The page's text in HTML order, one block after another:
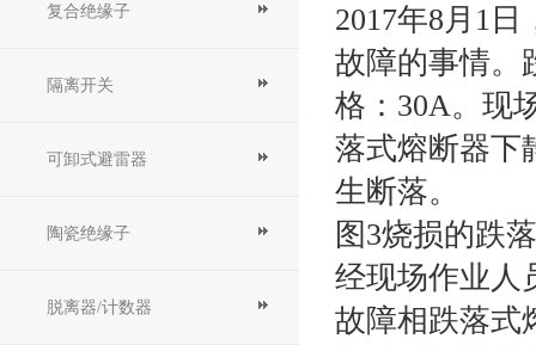
复合绝缘子
隔离开关
可卸式避雷器
陶瓷绝缘子
脱离器/计数器
2017年8月 1 日
故障的事情。
格： 30A。现
落式熔断器下
生断落。
图 3烧损的跌
经现场作业人
故障相跌落式